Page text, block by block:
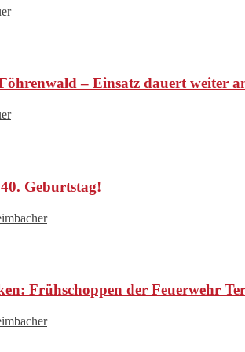
– Einsatz dauert weiter
Geburtstag!
Frühschoppen der Feuerwehr